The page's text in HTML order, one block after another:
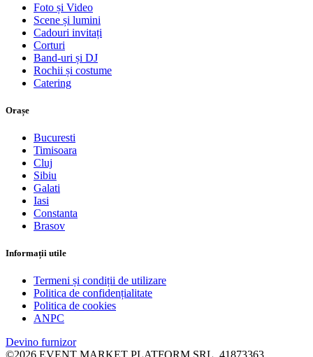
Foto și Video
Scene și lumini
Cadouri invitați
Corturi
Band-uri și DJ
Rochii și costume
Catering
Orașe
Bucuresti
Timisoara
Cluj
Sibiu
Galati
Iasi
Constanta
Brasov
Informații utile
Termeni și condiții de utilizare
Politica de confidențialitate
Politica de cookies
ANPC
Devino furnizor